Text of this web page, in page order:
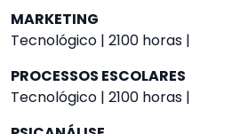
MARKETING
Tecnológico | 2100 horas |
PROCESSOS ESCOLARES
Tecnológico | 2100 horas |